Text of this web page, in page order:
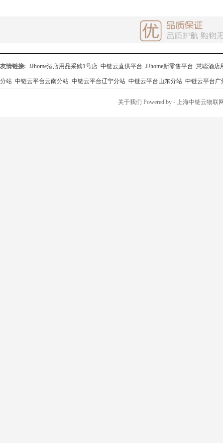
友情链接: JJhome酒店用品采购1号店 中链云直供平台 JJhome新零售平台 慧聪酒店
分站 中链云平台云南分站 中链云平台辽宁分站 中链云平台山东分站 中链云平台广
关于我们 Powered by - 上海中链云物联